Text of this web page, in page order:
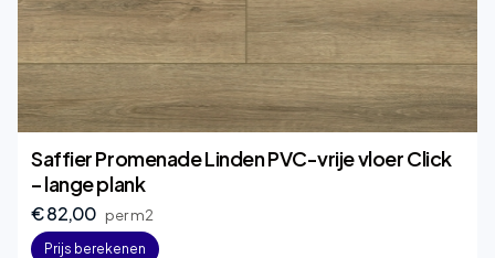
Saffier Promenade Linden PVC-vrije vloer Click
– lange plank
€ 82,00 per m2
Prijs berekenen